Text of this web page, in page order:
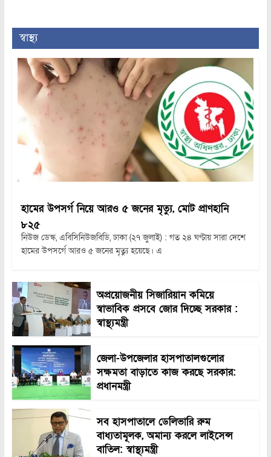
স্বাস্থ্য
হামের উপসর্গ নিয়ে আরও ৫ জনের মৃত্যু, মোট প্রাণহানি
৮২৫
নিউজ ডেস্ক, এবিসিনিউজবিডি, ঢাকা (২৭ জুলাই) : গত ২৪ ঘণ্টায় সারা দেশে
হামের উপসর্গে আরও ৫ জনের মৃত্যু হয়েছে। এ
অপ্রয়োজনীয় সিজারিয়ান কমিয়ে
স্বাভাবিক প্রসবে জোর দিচ্ছে সরকার :
স্বাস্থ্যমন্ত্রী
জেলা-উপজেলার হাসপাতালগুলোর
সক্ষমতা বাড়াতে কাজ করছে সরকার:
প্রধানমন্ত্রী
সব হাসপাতালে ডেলিভারি রুম
বাধ্যতামূলক, অমান্য করলে লাইসেন্স
বাতিল: স্বাস্থ্যমন্ত্রী